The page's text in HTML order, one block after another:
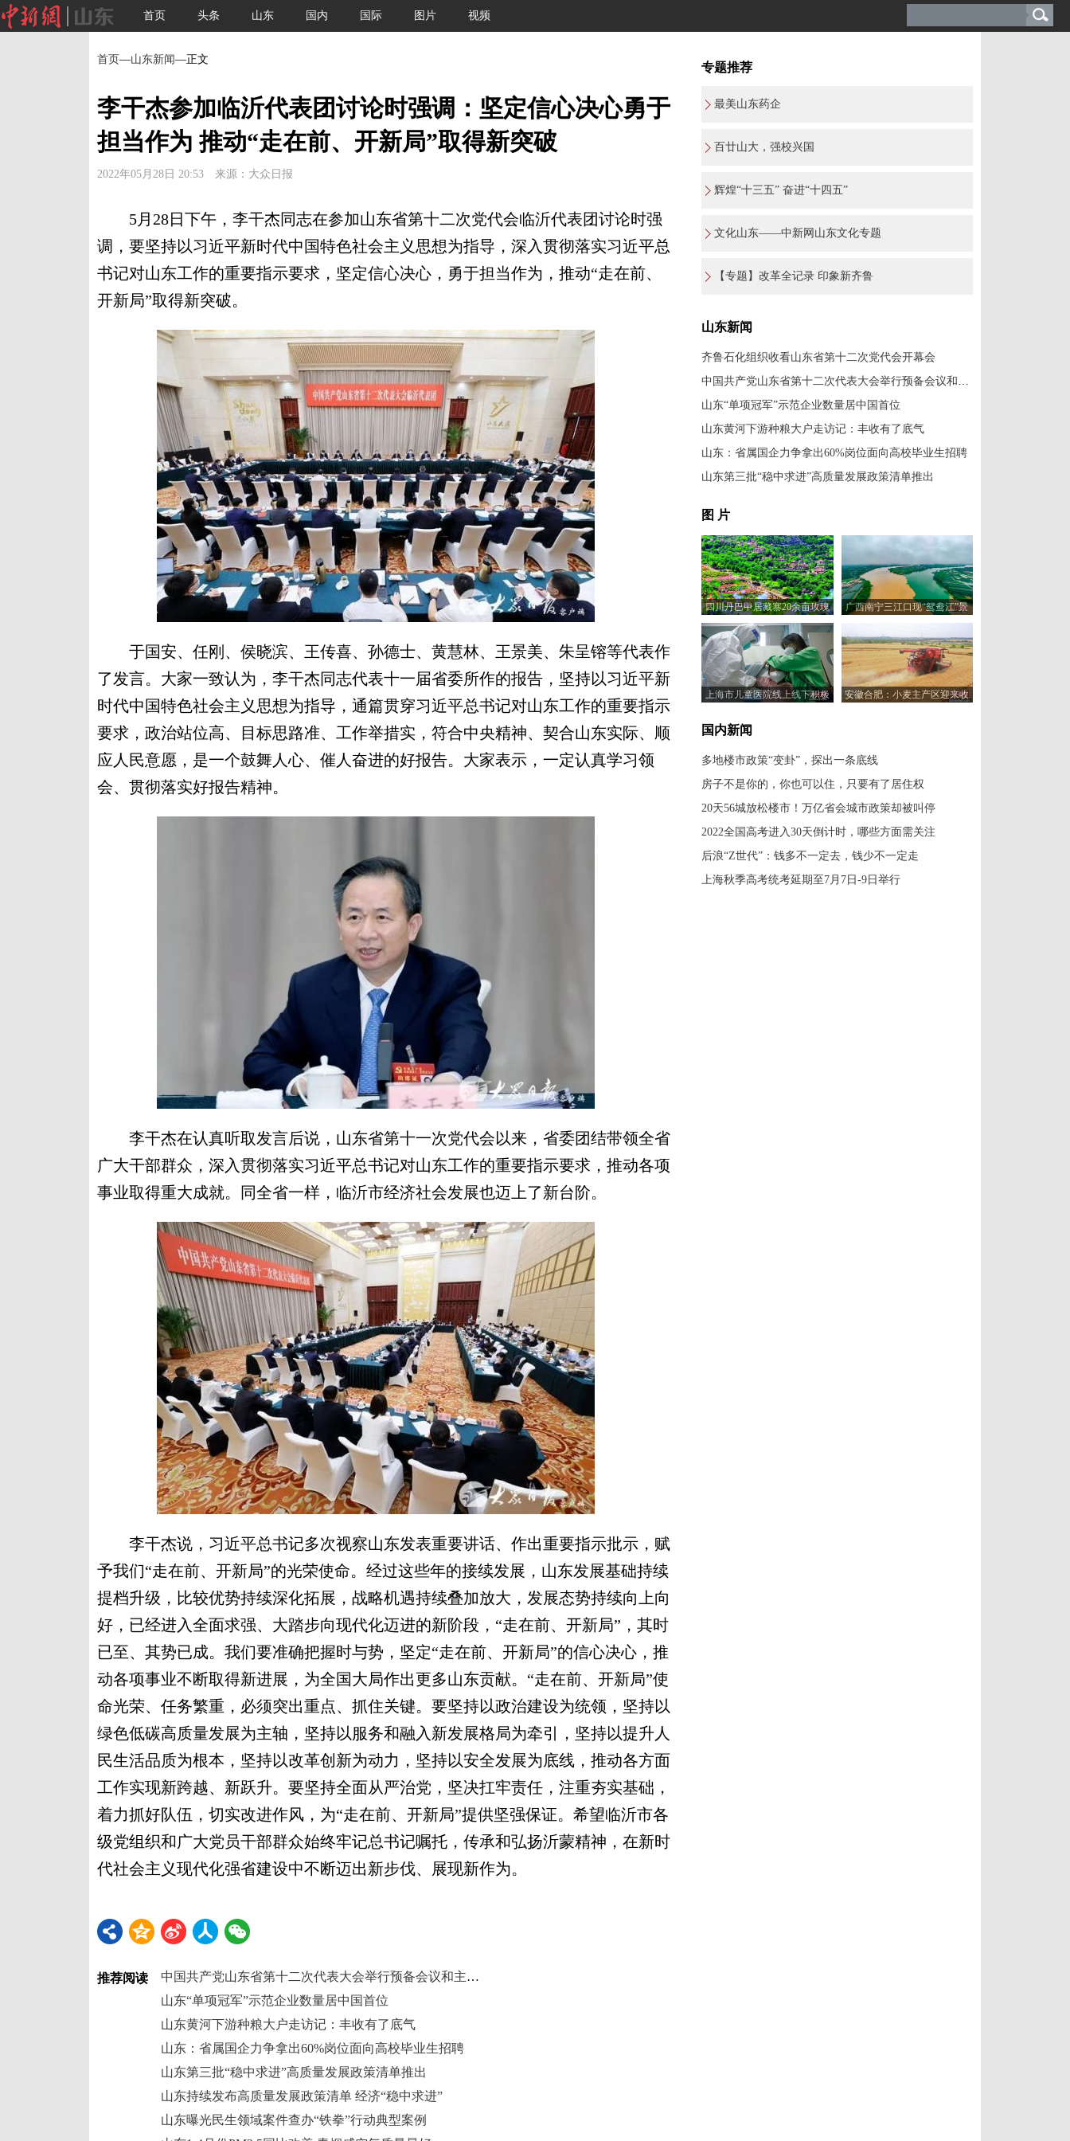
首页 头条 山东 国内 国际 图片 视频
首页—山东新闻—正文
李干杰参加临沂代表团讨论时强调：坚定信心决心勇于
担当作为 推动“走在前、开新局”取得新突破
2022年05月28日 20:53 来源：大众日报
5月28日下午，李干杰同志在参加山东省第十二次党代会临沂代表团讨论时强
调，要坚持以习近平新时代中国特色社会主义思想为指导，深入贯彻落实习近平总
书记对山东工作的重要指示要求，坚定信心决心，勇于担当作为，推动“走在前、
开新局”取得新突破。
于国安、任刚、侯晓滨、王传喜、孙德士、黄慧林、王景美、朱呈镕等代表作
了发言。大家一致认为，李干杰同志代表十一届省委所作的报告，坚持以习近平新
时代中国特色社会主义思想为指导，通篇贯穿习近平总书记对山东工作的重要指示
要求，政治站位高、目标思路准、工作举措实，符合中央精神、契合山东实际、顺
应人民意愿，是一个鼓舞人心、催人奋进的好报告。大家表示，一定认真学习领
会、贯彻落实好报告精神。
李干杰在认真听取发言后说，山东省第十一次党代会以来，省委团结带领全省
广大干部群众，深入贯彻落实习近平总书记对山东工作的重要指示要求，推动各项
事业取得重大成就。同全省一样，临沂市经济社会发展也迈上了新台阶。
李干杰说，习近平总书记多次视察山东发表重要讲话、作出重要指示批示，赋
予我们“走在前、开新局”的光荣使命。经过这些年的接续发展，山东发展基础持续
提档升级，比较优势持续深化拓展，战略机遇持续叠加放大，发展态势持续向上向
好，已经进入全面求强、大踏步向现代化迈进的新阶段，“走在前、开新局”，其时
已至、其势已成。我们要准确把握时与势，坚定“走在前、开新局”的信心决心，推
动各项事业不断取得新进展，为全国大局作出更多山东贡献。“走在前、开新局”使
命光荣、任务繁重，必须突出重点、抓住关键。要坚持以政治建设为统领，坚持以
绿色低碳高质量发展为主轴，坚持以服务和融入新发展格局为牵引，坚持以提升人
民生活品质为根本，坚持以改革创新为动力，坚持以安全发展为底线，推动各方面
工作实现新跨越、新跃升。要坚持全面从严治党，坚决扛牢责任，注重夯实基础，
着力抓好队伍，切实改进作风，为“走在前、开新局”提供坚强保证。希望临沂市各
级党组织和广大党员干部群众始终牢记总书记嘱托，传承和弘扬沂蒙精神，在新时
代社会主义现代化强省建设中不断迈出新步伐、展现新作为。
推荐阅读
中国共产党山东省第十二次代表大会举行预备会议和主席团第一次会议
山东“单项冠军”示范企业数量居中国首位
山东黄河下游种粮大户走访记：丰收有了底气
山东：省属国企力争拿出60%岗位面向高校毕业生招聘
山东第三批“稳中求进”高质量发展政策清单推出
山东持续发布高质量发展政策清单 经济“稳中求进”
山东曝光民生领域案件查办“铁拳”行动典型案例
专题推荐
最美山东药企
百廿山大，强校兴国
辉煌“十三五” 奋进“十四五”
文化山东——中新网山东文化专题
【专题】改革全记录 印象新齐鲁
山东新闻
齐鲁石化组织收看山东省第十二次党代会开幕会
中国共产党山东省第十二次代表大会举行预备会议和主席团第一次会议
山东“单项冠军”示范企业数量居中国首位
山东黄河下游种粮大户走访记：丰收有了底气
山东：省属国企力争拿出60%岗位面向高校毕业生招聘
山东第三批“稳中求进”高质量发展政策清单推出
图 片
四川丹巴甲居藏寨20余亩玫瑰
花盛开美如画
广西南宁三江口现“鸳鸯江”景
上海市儿童医院线上线下积极
安徽合肥：小麦主产区迎来收
国内新闻
多地楼市政策“变卦”，探出一条底线
房子不是你的，你也可以住，只要有了居住权
20天56城放松楼市！万亿省会城市政策却被叫停
2022全国高考进入30天倒计时，哪些方面需关注
后浪“Z世代”：钱多不一定去，钱少不一定走
上海秋季高考统考延期至7月7日-9日举行